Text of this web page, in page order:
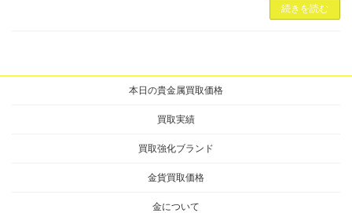
続きを読む
本日の貴金属買取価格
買取実績
買取強化ブランド
金貨買取価格
金について